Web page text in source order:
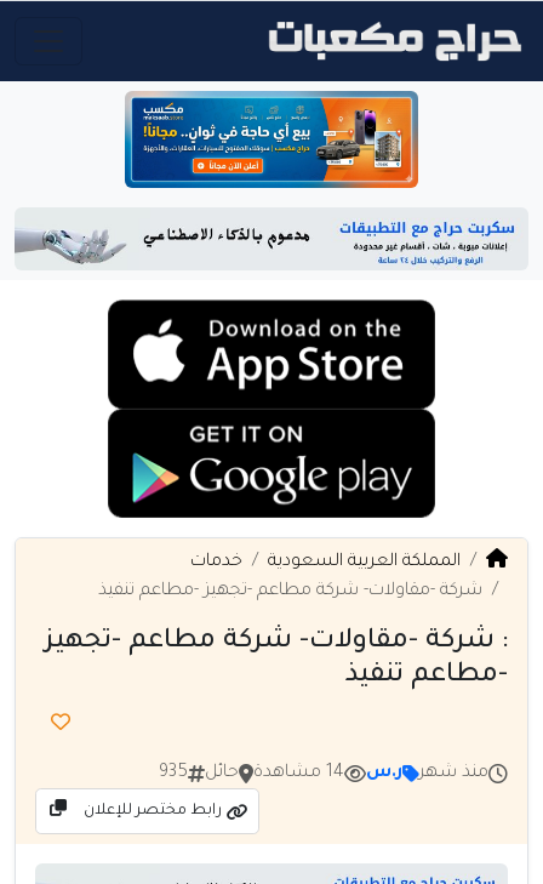
المملكة العربية السعودية
خدمات
شركة -مقاولات- شركة مطاعم -تجهيز -مطاعم تنفيذ
: شركة -مقاولات- شركة مطاعم -تجهيز
-مطاعم تنفيذ
منذ شهر ر.س 14 مشاهدة حائل 935
رابط مختصر للإعلان